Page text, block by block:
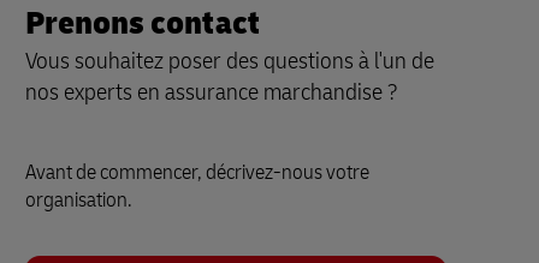
Prenons contact
Vous souhaitez poser des questions à l'un de
nos experts en assurance marchandise ?
Avant de commencer, décrivez-nous votre
organisation.